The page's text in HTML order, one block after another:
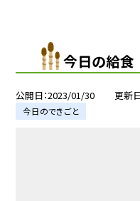
今日の給食
公開日 2023/01/30 更新
今日のできごと